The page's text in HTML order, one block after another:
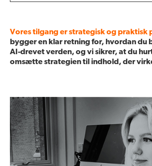
Vores tilgang er strategisk og praktisk
bygger en klar retning for, hvordan du
AI-drevet verden, og vi sikrer, at du
omsætte strategien til indhold, der